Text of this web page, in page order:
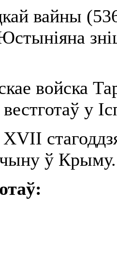
вайны
войска
у
ў Крыму.